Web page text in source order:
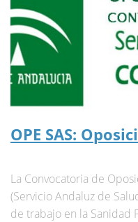
OPE SAS:
La Convocatoria de
(Servicio Andaluz de
de trabajo en la Sanidad